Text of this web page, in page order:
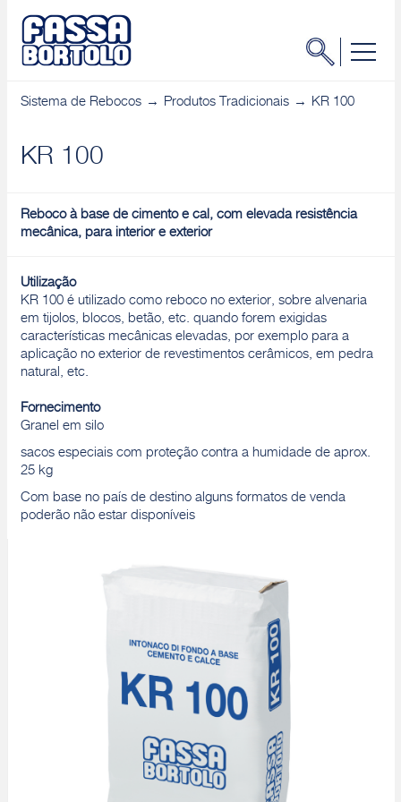
Sistema de Rebocos Produtos Tradicionais KR 100
KR 100
Reboco à base de cimento e cal, com elevada resistência
mecânica, para interior e exterior
Utilização
KR 100 é utilizado como reboco no exterior, sobre alvenaria
em tijolos, blocos, betão, etc. quando forem exigidas
características mecânicas elevadas, por exemplo para a
aplicação no exterior de revestimentos cerâmicos, em pedra
natural, etc.
Fornecimento
Granel em silo
sacos especiais com proteção contra a humidade de aprox.
25 kg
Com base no país de destino alguns formatos de venda
poderão não estar disponíveis